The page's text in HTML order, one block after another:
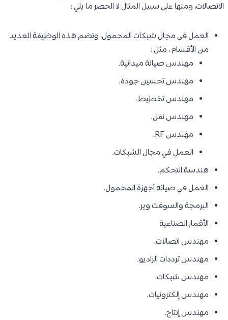
الاتصالات، ومنها على سبيل المثال لا الحصر ما يلي :
العمل في مجال شبكات المحمول، وتضم هذه الوظيفة العديد
من الأقسام ، مثل :
مهندس صيانة ميدانية.
مهندس تحسين جودة.
مهندس تخطيط.
مهندس نقل.
مهندس RF.
العمل في مجال الشبكات.
هندسة التحكم.
العمل في صيانة أجهزة المحمول.
البرمجة والسوفت وير.
الأقمار الصناعية
مهندس اتصالات.
مهندس ترددات الراديو.
مهندس شبكات.
مهندس إلكترونيات.
مهندس إنتاج.